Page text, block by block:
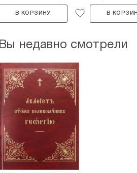
В КОРЗИНУ В
Вы недавно смотрели